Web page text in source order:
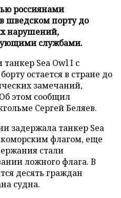
россиянами
шведском порту до
нарушений,
службами.
Sea Owl I с
остается в стране до
замечаний,
этом сообщил
Сергей Беляев.
задержала танкер Sea
флагом, еще
стали
ложного флага. В
десять граждан
судна.